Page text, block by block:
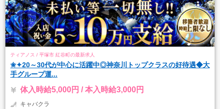
ティアノス / 平塚市 紅谷町の最新求人
✬✦20～30代が中心に活躍中◎神奈川トップクラスの好待遇◆大
手グループ運...
体入時給5,000円 / 本入時給3,000円
キャバクラ